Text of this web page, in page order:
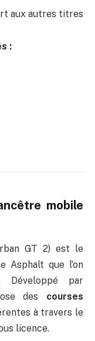
aux autres titres
:
mobile
GT 2) est le
Asphalt que l’on
Développé par
des courses
à travers le
licence.